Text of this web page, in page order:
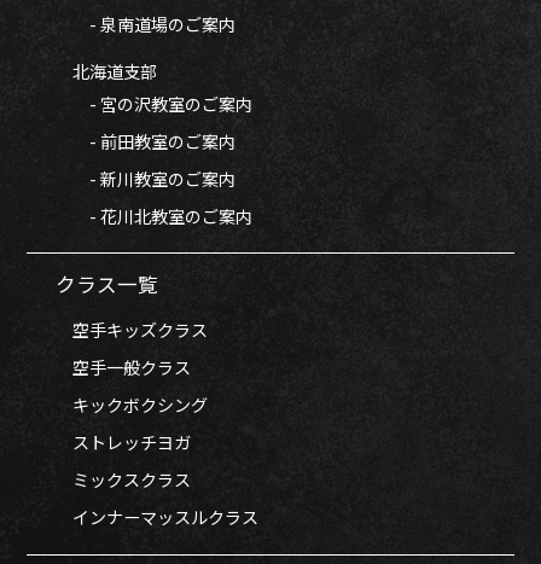
- 泉南道場のご案内
北海道支部
- 宮の沢教室のご案内
- 前田教室のご案内
- 新川教室のご案内
- 花川北教室のご案内
クラス一覧
空手キッズクラス
空手一般クラス
キックボクシング
ストレッチヨガ
ミックスクラス
インナーマッスルクラス